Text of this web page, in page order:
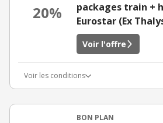
20%
packages train +
Eurostar (Ex
Voir l'offre
Voir les conditions
BON PLAN